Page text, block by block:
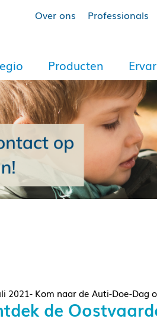
Over ons Professionals
Producten
2021- Kom naar de Auti-Doe-Dag
de